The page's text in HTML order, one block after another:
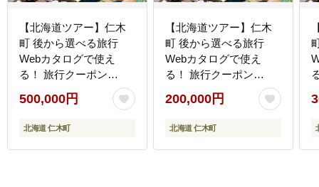
【北海道ツアー】仁木
町 後から選べる旅行
Webカタログで使え
る！ 旅行クーポン
（150,000円分） 果実と
やすらぎの里 仁木町ス
テイを満喫！ 旅行券 宿
ス券 パッケージ旅行
500,000円
北海道 仁木町
【北海道ツアー】仁木
町 後から選べる旅行
Webカタログで使え
る！ 旅行クーポン
（60,000円分） 果実と
やすらぎの里 仁木町ス
テイを満喫！ 旅行券 宿
ス券 パッケージ旅行
200,000円
北海道 仁木町